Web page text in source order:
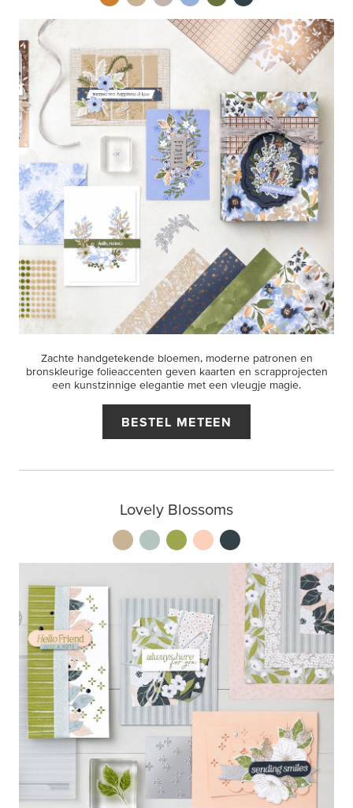
Zachte handgetekende bloemen, moderne patronen en
bronskleurige folieaccenten geven kaarten en scrapprojecten
een kunstzinnige elegantie met een vleugje magie.
BESTEL METEEN
Lovely Blossoms